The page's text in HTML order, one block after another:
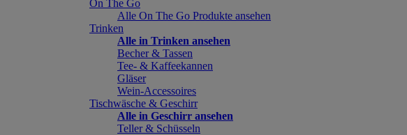
On The Go
Alle On The Go Produkte ansehen
Trinken
Alle in Trinken ansehen
Becher & Tassen
Tee- & Kaffeekannen
Gläser
Wein-Accessoires
Tischwäsche & Geschirr
Alle in Geschirr ansehen
Teller & Schüsseln